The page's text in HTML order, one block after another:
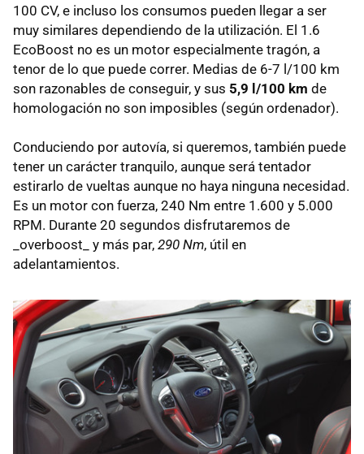
100 CV, e incluso los consumos pueden llegar a ser
muy similares dependiendo de la utilización. El 1.6
EcoBoost no es un motor especialmente tragón, a
tenor de lo que puede correr. Medias de 6-7 l/100 km
son razonables de conseguir, y sus 5,9 l/100 km de
homologación no son imposibles (según ordenador).
Conduciendo por autovía, si queremos, también puede
tener un carácter tranquilo, aunque será tentador
estirarlo de vueltas aunque no haya ninguna necesidad.
Es un motor con fuerza, 240 Nm entre 1.600 y 5.000
RPM. Durante 20 segundos disfrutaremos de
_overboost_ y más par, 290 Nm, útil en
adelantamientos.